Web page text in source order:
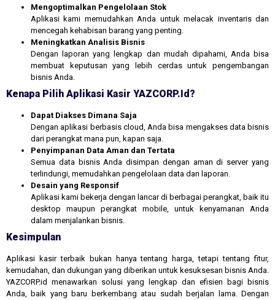
Mengoptimalkan Pengelolaan Stok
Aplikasi kami memudahkan Anda untuk melacak inventaris dan
mencegah kehabisan barang yang penting.
Meningkatkan Analisis Bisnis
Dengan laporan yang lengkap dan mudah dipahami, Anda bisa
membuat keputusan yang lebih cerdas untuk pengembangan
bisnis Anda.
Kenapa Pilih Aplikasi Kasir YAZCORP.id?
Dapat Diakses Dimana Saja
Dengan aplikasi berbasis cloud, Anda bisa mengakses data bisnis
dari perangkat mana pun, kapan saja.
Penyimpanan Data Aman dan Tertata
Semua data bisnis Anda disimpan dengan aman di server yang
terlindungi, memudahkan pengelolaan data dan laporan.
Desain yang Responsif
Aplikasi kami bekerja dengan lancar di berbagai perangkat, baik itu
desktop maupun perangkat mobile, untuk kenyamanan Anda
dalam menjalankan bisnis.
Kesimpulan
Aplikasi kasir terbaik bukan hanya tentang harga, tetapi tentang fitur,
kemudahan, dan dukungan yang diberikan untuk kesuksesan bisnis Anda.
YAZCORP.id menawarkan solusi yang lengkap dan efisien bagi bisnis
Anda, baik yang baru berkembang atau sudah berjalan lama. Dengan